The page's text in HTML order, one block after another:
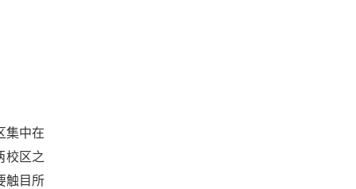
集中在
校区之
触目所